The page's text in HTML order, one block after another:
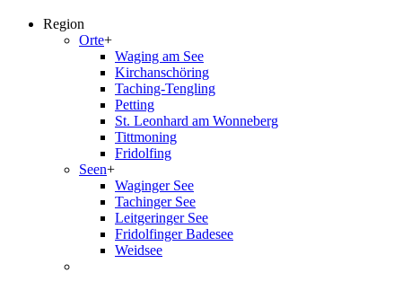
Region
Orte+
Waging am See
Kirchanschöring
Taching-Tengling
Petting
St. Leonhard am Wonneberg
Tittmoning
Fridolfing
Seen+
Waginger See
Tachinger See
Leitgeringer See
Fridolfinger Badesee
Weidsee